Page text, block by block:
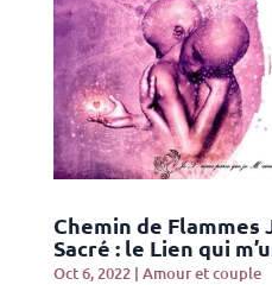
Chemin de
Sacré : le Lien qui
Oct 6, 2022| Amour et couple